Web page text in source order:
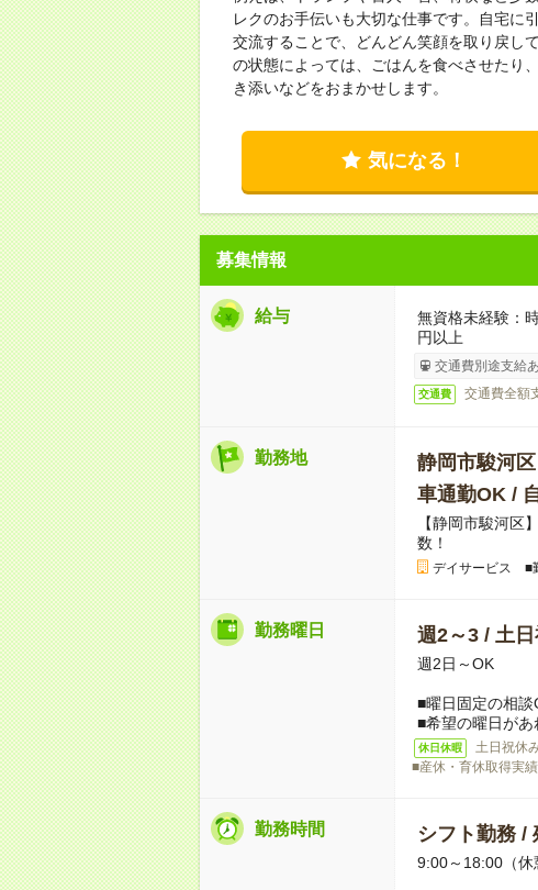
レクのお手伝いも大切な仕事です。自宅に
交流することで、どんどん笑顔を取り戻し
の状態によっては、ごはんを食べさせたり
き添いなどをおまかせします。
気になる！
募集情報
給与
無資格未経験
円以上
交通費別途支給
交通費 交通費全額
勤務地
静岡市駿河区
車通勤OK /
【静岡市駿河区
数！
デイサービス ■
勤務曜日 週2～3 / 土
週2日～OK
■曜日固定の相談
■希望の曜日があ
休日休暇
土日祝休
■産休・育休取得実績
勤務時間 シフト勤務 /
9:00～18:00（休